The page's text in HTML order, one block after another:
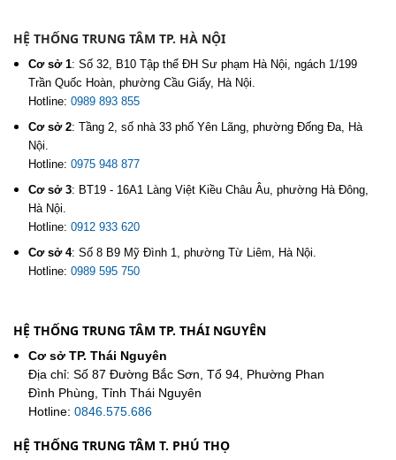
HỆ THỐNG TRUNG TÂM TP. HÀ NỘI
Cơ sở 1: Số 32, B10 Tập thể ĐH Sư phạm Hà Nội, ngách 1/199
Trần Quốc Hoàn, phường Cầu Giấy, Hà Nội.
Hotline: 0989 893 855
Cơ sở 2: Tầng 2, số nhà 33 phố Yên Lãng, phường Đống Đa, Hà
Nội.
Hotline: 0975 948 877
Cơ sở 3: BT19 - 16A1 Làng Việt Kiều Châu Âu, phường Hà Đông,
Hà Nội.
Hotline: 0912 933 620
Cơ sở 4: Số 8 B9 Mỹ Đình 1, phường Từ Liêm, Hà Nội.
Hotline: 0989 595 750
HỆ THỐNG TRUNG TÂM TP. THÁI NGUYÊN
Cơ sở TP. Thái Nguyên
Địa chỉ: Số 87 Đường Bắc Sơn, Tổ 94, Phường Phan
Đình Phùng, Tỉnh Thái Nguyên
Hotline: 0846.575.686
HỆ THỐNG TRUNG TÂM T. PHÚ THỌ